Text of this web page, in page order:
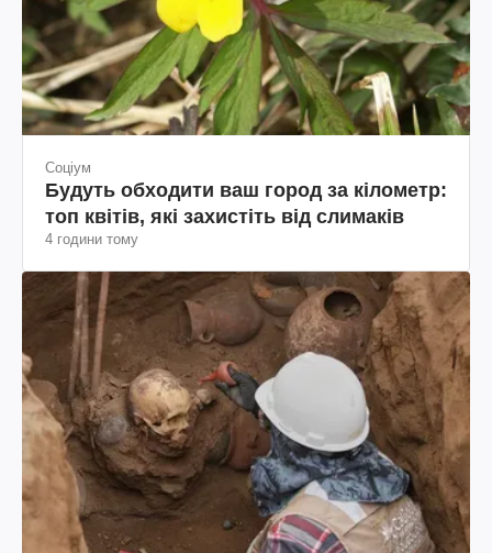
Соціум
Будуть обходити ваш город за кілометр:
топ квітів, які захистіть від слимаків
4 години тому